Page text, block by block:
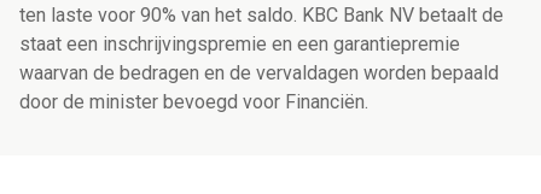
ten laste voor 90% van het saldo. KBC Bank NV betaalt de
staat een inschrijvingspremie en een garantiepremie
waarvan de bedragen en de vervaldagen worden bepaald
door de minister bevoegd voor Financiën.